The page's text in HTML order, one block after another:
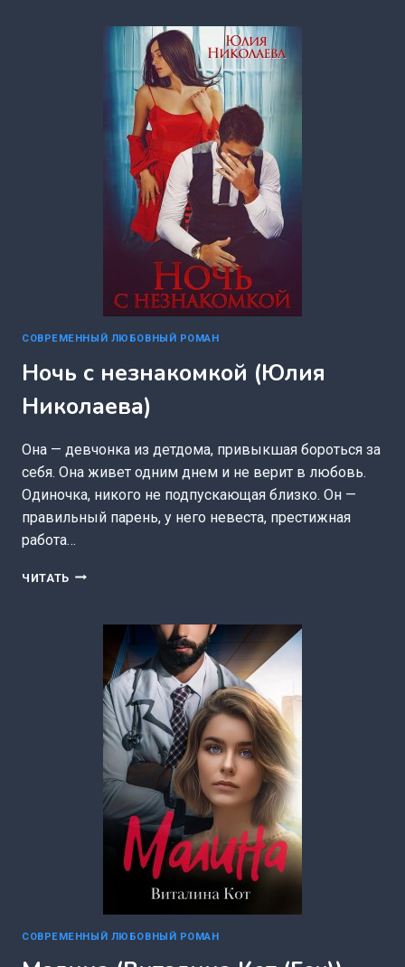
(САВЕНДАРИ)
СОВРЕМЕННЫЙ ЛЮБОВНЫЙ РОМАН
Ночь с незнакомкой (Юлия
Николаева)
Она — девчонка из детдома, привыкшая бороться за
себя. Она живет одним днем и не верит в любовь.
Одиночка, никого не подпускающая близко. Он —
правильный парень, у него невеста, престижная
работа…
ЧИТАТЬ НОЧЬ
(ЮЛИЯ
НИКОЛАЕВА)
СОВРЕМЕННЫЙ ЛЮБОВНЫЙ РОМАН